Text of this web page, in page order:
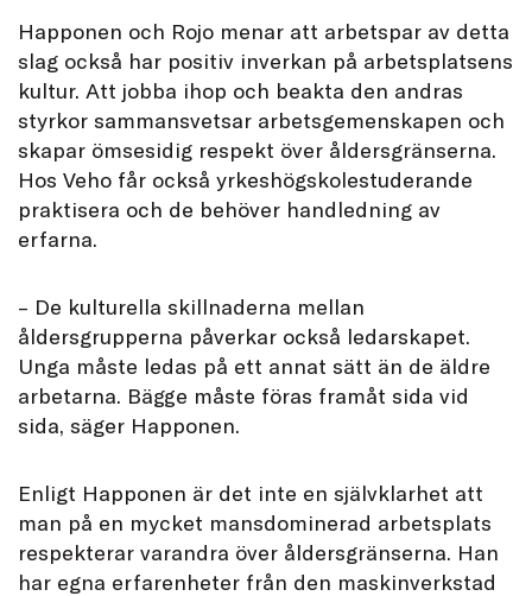
Happonen och Rojo menar att arbetspar av detta
slag också har positiv inverkan på arbetsplatsens
kultur. Att jobba ihop och beakta den andras
styrkor sammansvetsar arbetsgemenskapen och
skapar ömsesidig respekt över åldersgränserna.
Hos Veho får också yrkeshögskolestuderande
praktisera och de behöver handledning av
erfarna.
– De kulturella skillnaderna mellan
åldersgrupperna påverkar också ledarskapet.
Unga måste ledas på ett annat sätt än de äldre
arbetarna. Bägge måste föras framåt sida vid
sida, säger Happonen.
Enligt Happonen är det inte en självklarhet att
man på en mycket mansdominerad arbetsplats
respekterar varandra över åldersgränserna. Han
har egna erfarenheter från den maskinverkstad